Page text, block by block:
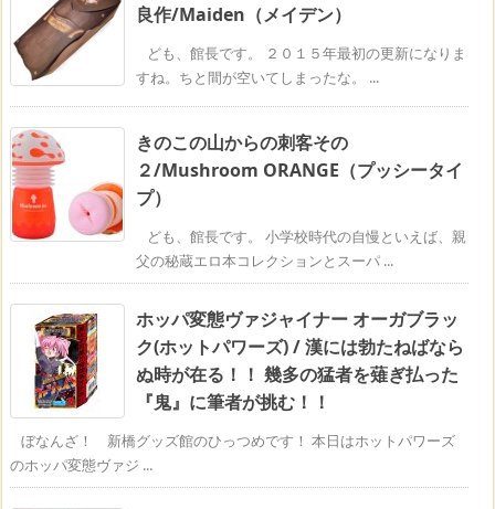
良作/Maiden（メイデン）
ども、館長です。 ２０１５年最初の更新になりま
すね。ちと間が空いてしまったな。 ...
きのこの山からの刺客その
２/Mushroom ORANGE（プッシータイ
プ）
ども、館長です。 小学校時代の自慢といえば、親
父の秘蔵エロ本コレクションとスーパ ...
ホッパ変態ヴァジャイナー オーガブラッ
ク(ホットパワーズ) / 漢には勃たねばなら
ぬ時が在る！！ 幾多の猛者を薙ぎ払った
『鬼』に筆者が挑む！！
ぼなんざ！ 新橋グッズ館のひっつめです！ 本日はホットパワーズ
のホッパ変態ヴァジ ...